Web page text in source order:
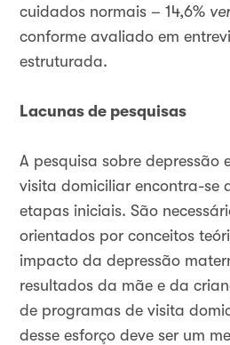
cuidados normais – 14,6%
conforme avaliado em
estruturada.
Lacunas de pesquisas
A pesquisa sobre depressão
visita domiciliar encontra-se
etapas iniciais. São
orientados por conceitos
impacto da depressão
resultados da mãe e da
de programas de visita
desse esforço deve ser um